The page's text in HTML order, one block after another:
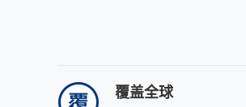
覆盖全球